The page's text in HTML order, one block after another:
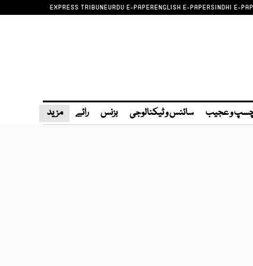
EXPRESS TRIBUNEURDU E-PAPERENGLISH E-PAPERSINDHI E-
و عجیب سائنس و ٹیکنالوجی بزنس رائے مزید